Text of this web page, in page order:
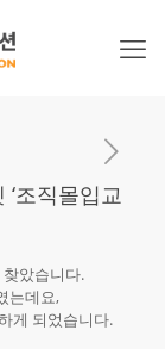
조직몰입교
찾았습니다.
는데요,
게 되었습니다.